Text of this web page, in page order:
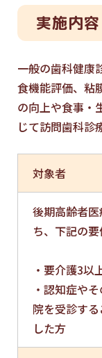
実施内容
一般の歯科健康
食機能評価、粘
の向上や食事・
じて訪問歯科診
対象者
後期高齢者
ち、下記の
・要介護3以
・認知症や
院を受診す
した方